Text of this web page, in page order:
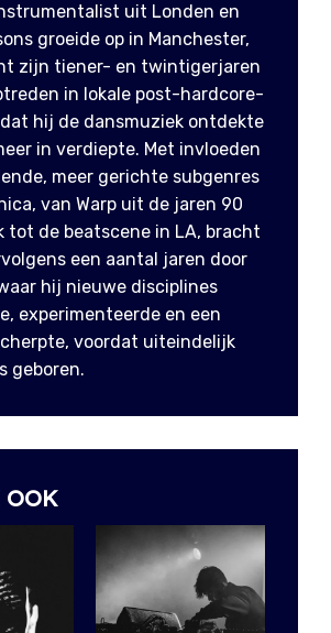
uit Londen en
groeide op in Manchester,
zijn tiener- en twintigerjaren
in lokale post-hardcore-
hij de dansmuziek ontdekte
in verdiepte. Met invloeden
meer gerichte subgenres
van Warp uit de jaren 90
tot de beatscene in LA, bracht
een aantal jaren door
hij nieuwe disciplines
experimenteerde en een
voordat uiteindelijk
geboren.
OOK